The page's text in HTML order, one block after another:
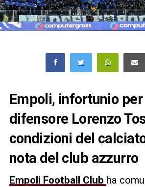
Empoli, infortunio
difensore Lorenzo
condizioni del
nota del club azzurro
Empoli Football Club ha